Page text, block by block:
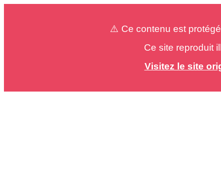
⚠️ Ce contenu est
Ce site reproduit
Visitez le site